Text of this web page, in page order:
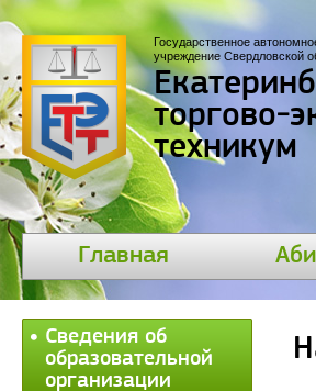
Государственное
учреждение Свердловской
торгово-
техникум
Главная
Сведения об
образовательной
организации